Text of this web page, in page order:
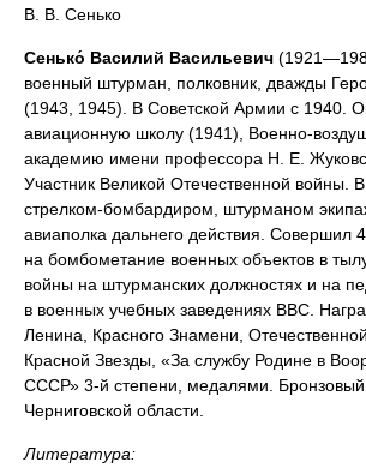
В. В. Сенько
Сенько́ Василий Васильевич
военный штурман, полковник, дважды
(1943, 1945). В Советской Армии с 1940.
авиационную школу (1941), Военно-
академию имени профессора Н. Е.
Участник Великой Отечественной войны.
стрелком-бомбардиром, штурманом
авиаполка дальнего действия. Совершил
на бомбометание военных объектов в
войны на штурманских должностях и на
в военных учебных заведениях ВВС.
Ленина, Красного Знамени,
Красной Звезды, «За службу Родине в
СССР» 3-й степени, медалями.
Черниговской области.
Литература: